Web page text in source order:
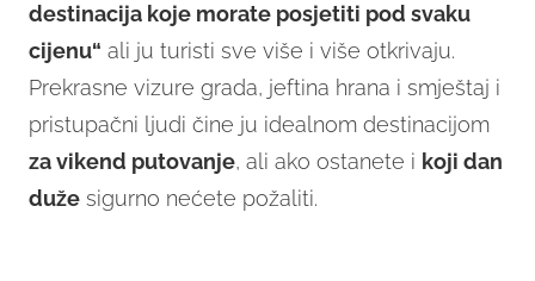
destinacija koje morate posjetiti pod svaku
cijenu“ ali ju turisti sve više i više otkrivaju.
Prekrasne vizure grada, jeftina hrana i smještaj i
pristupačni ljudi čine ju idealnom destinacijom
za vikend putovanje, ali ako ostanete i koji dan
duže sigurno nećete požaliti.